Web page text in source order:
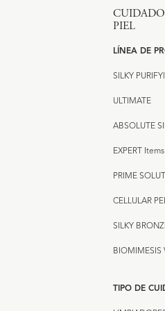
PIEL
LÍNEA DE
SILKY
ULTIMATE
ABSOLUTE
EXPERT Items
PRIME
CELLULAR
SILKY
BIOMIMESIS
TIPO DE